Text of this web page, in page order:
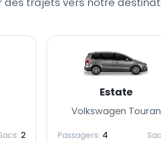
2
Estate
Volkswagen Touran
Passagers: 4